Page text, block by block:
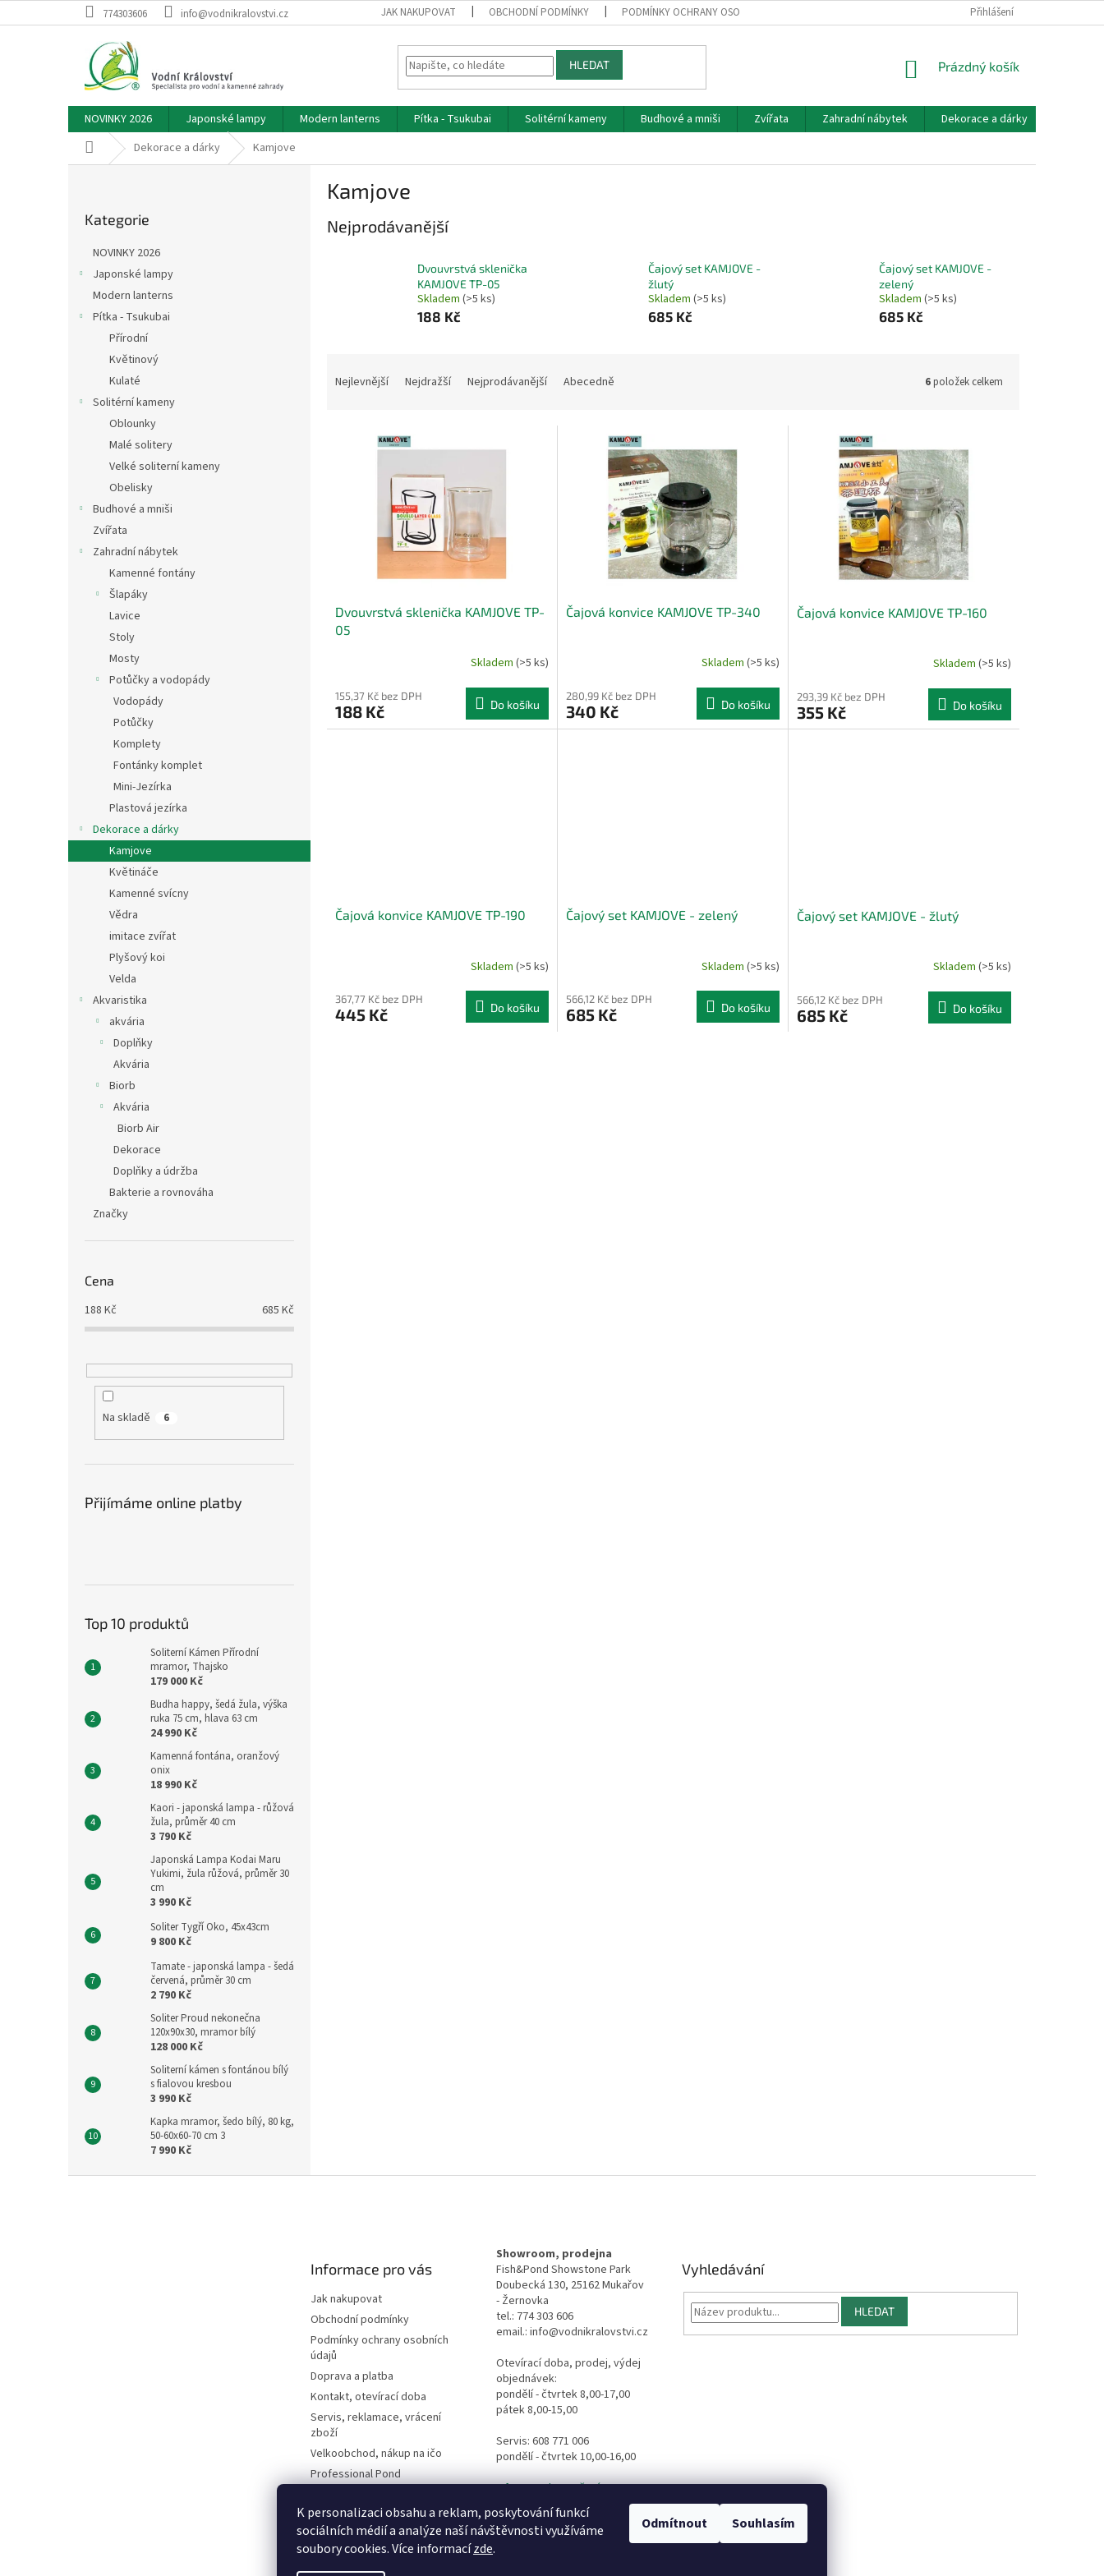
K personalizaci obsahu a reklam, poskytování funkcí
sociálních médií a analýze naší návštěvnosti využíváme
soubory cookies. Více informacízde.
Odmítnout Souhlasím
na
774303606 info@vodnikralovstvi.cz JAK NAKUPOVAT OBCHODNÍ PODMÍNKY PODMÍNKY OCHRANY OSOBNÍCH ÚDAJŮ KONTAKT, OTEVÍRACÍ DOBA
Přihlášení
HLEDAT
NÁKUPNÍ
Prázdný košík
NOVINKY 2026 Japonské lampy Modern lanterns Pítka - Tsukubai Solitérní kameny Budhové a mniši Zvířata Zahradní nábytek Dekorace a dárky
Domů Dekorace a dárky Kamjove
kategorie
Kategorie
NOVINKY 2026
Japonské lampy
Modern lanterns
Pítka - Tsukubai
Přírodní
Květinový
Kulaté
Solitérní kameny
Oblounky
Malé solitery
Velké soliterní kameny
Obelisky
Budhové a mniši
Zvířata
Zahradní nábytek
Kamenné fontány
Šlapáky
Lavice
Stoly
Mosty
Potůčky a vodopády
Vodopády
Potůčky
Komplety
Fontánky komplet
Mini-Jezírka
Plastová jezírka
Dekorace a dárky
Kamjove
Květináče
Kamenné svícny
Vědra
imitace zvířat
Plyšový koi
Velda
Akvaristika
akvária
Doplňky
Akvária
Biorb
Akvária
Biorb Air
Dekorace
Doplňky a údržba
Bakterie a rovnováha
Značky
Cena
188 Kč 685 Kč
Na skladě 6
Přijímáme online platby
Top 10 produktů
Soliterní Kámen Přírodní
mramor, Thajsko
179 000 Kč
Budha happy, šedá žula, výška
ruka 75 cm, hlava 63 cm
24 990 Kč
Kamenná fontána, oranžový
onix
18 990 Kč
Kaori - japonská lampa - růžová
žula, průměr 40 cm
3 790 Kč
Japonská Lampa Kodai Maru
Yukimi, žula růžová, průměr 30
cm
3 990 Kč
Soliter Tygří Oko, 45x43cm
9 800 Kč
Tamate - japonská lampa - šedá
červená, průměr 30 cm
2 790 Kč
Soliter Proud nekonečna
120x90x30, mramor bílý
128 000 Kč
Soliterní kámen s fontánou bílý
s fialovou kresbou
3 990 Kč
Kapka mramor, šedo bílý, 80 kg,
50-60x60-70 cm 3
7 990 Kč
Kamjove
Nejprodávanější
Dvouvrstvá sklenička
KAMJOVE TP-05
Skladem (>5 ks)
188 Kč
Čajový set KAMJOVE -
žlutý
Skladem (>5 ks)
685 Kč
Čajový set KAMJOVE -
zelený
Skladem (>5 ks)
685 Kč
Nejlevnější Nejdražší Nejprodávanější Abecedně 6položek celkem
Dvouvrstvá sklenička KAMJOVE TP-
05
Skladem (>5 ks)
155,37 Kč bez DPH
188 Kč Do košíku
Čajová konvice KAMJOVE TP-340
Skladem (>5 ks)
280,99 Kč bez DPH
340 Kč Do košíku
Čajová konvice KAMJOVE TP-160
Skladem (>5 ks)
293,39 Kč bez DPH
355 Kč Do košíku
Čajová konvice KAMJOVE TP-190
Skladem (>5 ks)
367,77 Kč bez DPH
445 Kč Do košíku
Čajový set KAMJOVE - zelený
Skladem (>5 ks)
566,12 Kč bez DPH
685 Kč Do košíku
Čajový set KAMJOVE - žlutý
Skladem (>5 ks)
566,12 Kč bez DPH
685 Kč Do košíku
Informace pro vás
Jak nakupovat
Obchodní podmínky
Podmínky ochrany osobních
údajů
Doprava a platba
Kontakt, otevírací doba
Servis, reklamace, vrácení
zboží
Velkoobchod, nákup na ičo
Professional Pond
Technologies
Dotazy a odpovědi
Kontaktní formulář
Showroom, prodejna
Fish&Pond Showstone Park
Doubecká 130, 25162 Mukařov
- Žernovka
tel.: 774 303 606
email.: info@vodnikralovstvi.cz
Otevírací doba, prodej, výdej
objednávek:
pondělí - čtvrtek 8,00-17,00
pátek 8,00-15,00
Servis: 608 771 006
pondělí - čtvrtek 10,00-16,00
Informace ke stažení
Vyhledávání
HLEDAT